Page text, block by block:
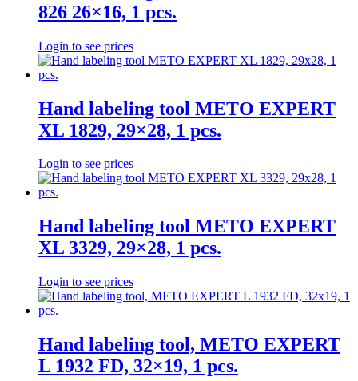
826 26×16, 1 pcs.
Login to see prices
Hand labeling tool METO EXPERT
XL 1829, 29×28, 1 pcs.
Login to see prices
Hand labeling tool METO EXPERT
XL 3329, 29×28, 1 pcs.
Login to see prices
Hand labeling tool, METO EXPERT
L 1932 FD, 32×19, 1 pcs.